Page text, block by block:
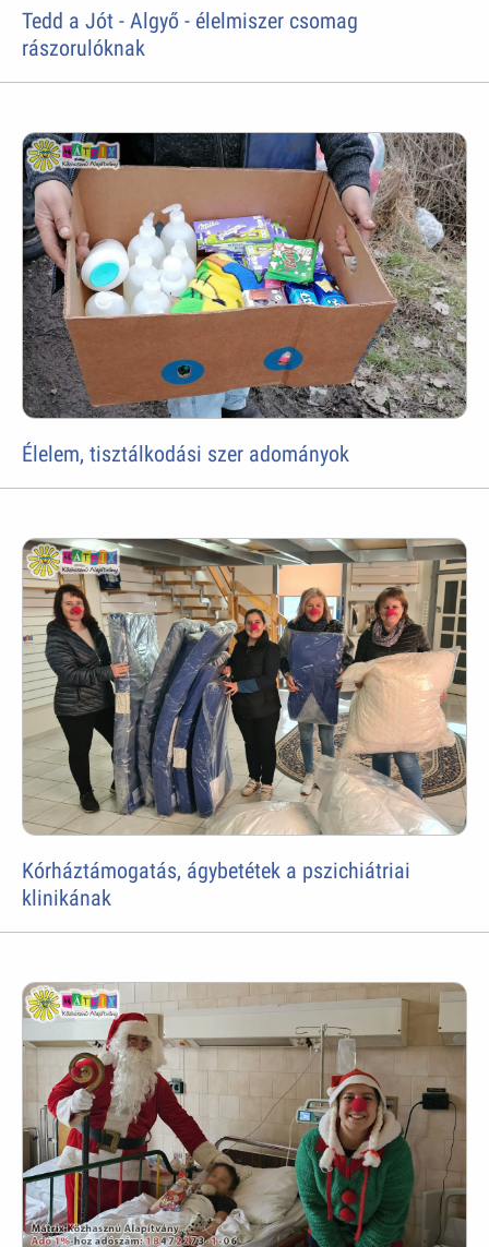
Tedd a Jót - Algyő - élelmiszer csomag
rászorulóknak
Élelem, tisztálkodási szer adományok
Kórháztámogatás, ágybetétek a pszichiátriai
klinikának